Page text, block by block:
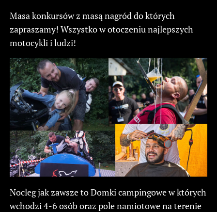
Masa konkursów z masą nagród do których
zapraszamy! Wszystko w otoczeniu najlepszych
motocykli i ludzi!
Nocleg jak zawsze to Domki campingowe w których
wchodzi 4-6 osób oraz pole namiotowe na terenie